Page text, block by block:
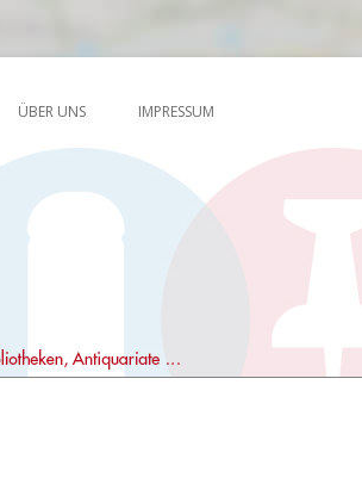
…
ÜBER UNS IMPRESSUM